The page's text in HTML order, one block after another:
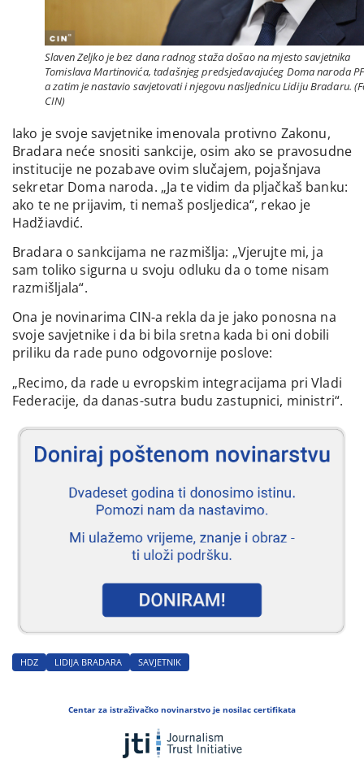
Slaven Zeljko je bez dana radnog staža došao na mjesto savjetnika
Tomislava Martinovića, tadašnjeg predsjedavajućeg Doma naroda
a zatim je nastavio savjetovati i njegovu nasljednicu Lidiju Bradaru.
CIN)
Iako je svoje savjetnike imenovala protivno Zakonu,
Bradara neće snositi sankcije, osim ako se pravosudne
institucije ne pozabave ovim slučajem, pojašnjava
sekretar Doma naroda. „Ja te vidim da pljačkaš banku:
ako te ne prijavim, ti nemaš posljedica“, rekao je
Hadžiavdić.
Bradara o sankcijama ne razmišlja: „Vjerujte mi, ja
sam toliko sigurna u svoju odluku da o tome nisam
razmišljala“.
Ona je novinarima CIN-a rekla da je jako ponosna na
svoje savjetnike i da bi bila sretna kada bi oni dobili
priliku da rade puno odgovornije poslove:
„Recimo, da rade u evropskim integracijama pri Vladi
Federacije, da danas-sutra budu zastupnici, ministri“.
HDZ LIDIJA BRADARA SAVJETNIK
Centar za istraživačko novinarstvo je nosilac certifikata